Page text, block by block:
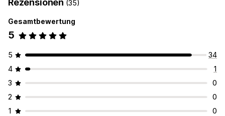
Rezensionen (35)
Gesamtbewertung
5
5
34
4
1
3
0
2
0
1
0